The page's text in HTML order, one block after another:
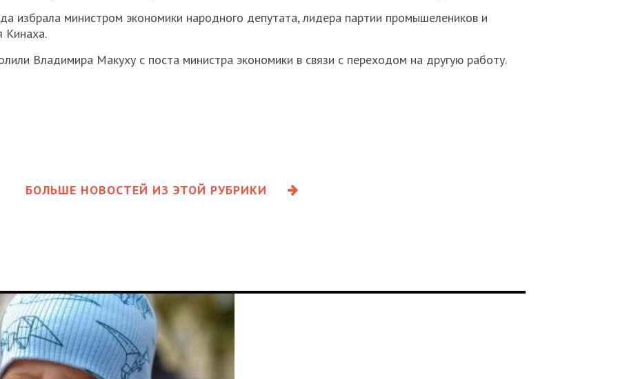
избрала министром экономики народного депутата, лидера партии промышелеников и
Кинаха.
Владимира Макуху с поста министра экономики в связи с переходом на другую работу.
БОЛЬШЕ НОВОСТЕЙ ИЗ ЭТОЙ РУБРИКИ